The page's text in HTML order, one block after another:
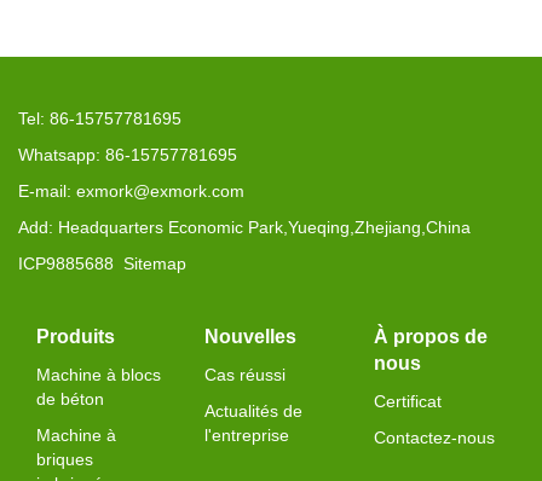
Tel: 86-15757781695
Whatsapp: 86-15757781695
E-mail: exmork@exmork.com
Add: Headquarters Economic Park,Yueqing,Zhejiang,China
ICP9885688 Sitemap
Produits
Machine à blocs
de béton
Machine à
briques
Nouvelles
Cas réussi
Actualités de
l'entreprise
À propos de
nous
Certificat
Contactez-nous